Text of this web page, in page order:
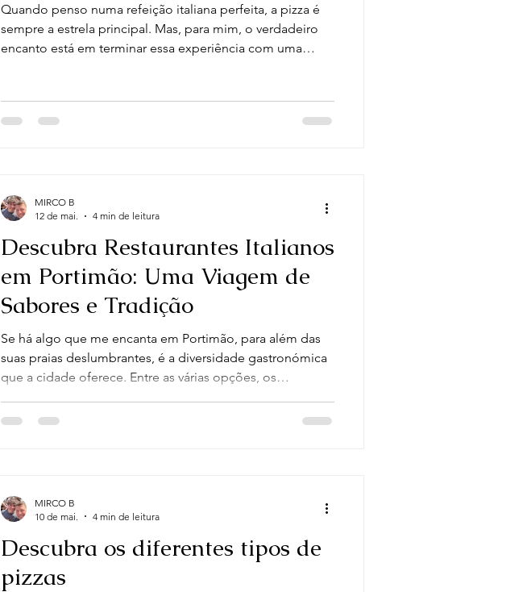
Quando penso numa refeição italiana perfeita, a pizza é
sempre a estrela principal. Mas, para mim, o verdadeiro
encanto está em terminar essa experiência com uma
partilhar convosco algumas das melhores opções de
sobremesas que combinam na perfeição com pizzas,
Descubra Restaurantes Italianos
em Portimão: Uma Viagem de
Sabores e Tradição
Se há algo que me encanta em Portimão, para além das
suas praias deslumbrantes, é a diversidade gastronómica
que a cidade oferece. Entre as várias opções, os
ambiente acolhedor e pratos que nos transportam
Fresco Restaurante se destaca como uma referência para
qu
MIRCO B
12 de mai.
4 min de leitura
Descubra os diferentes tipos de
pizzas
MIRCO B
10 de mai.
4 min de leitura